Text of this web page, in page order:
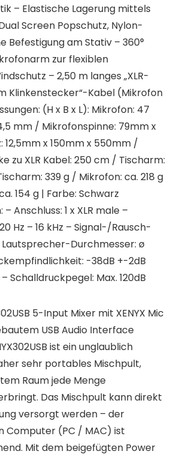
– Elastische Lagerung mittels
Screen Popschutz, Nylon-
Befestigung am Stativ – 360°
zur flexiblen
– 2,50 m langes „XLR-
Klinkenstecker“-Kabel (Mikrofon
(H x B x L): Mikrofon: 47
mm / Mikrofonspinne: 79mm x
12,5mm x 150mm x 550mm /
zu XLR Kabel: 250 cm / Tischarm:
339 g / Mikrofon: ca. 218 g
154 g | Farbe: Schwarz
Anschluss: 1 x XLR male –
Hz – 16 kHz – Signal-/Rausch-
Lautsprecher-Durchmesser: ø
-38dB +-2dB
Schalldruckpegel: Max. 120dB
5-Input Mixer mit XENYX Mic
USB Audio Interface
ist ein unglaublich
sehr portables Mischpult,
Raum jede Menge
Das Mischpult kann direkt
versorgt werden – der
Computer (PC / MAC) ist
Mit dem beigefügten Power